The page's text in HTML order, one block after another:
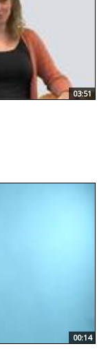
03:51
00:14